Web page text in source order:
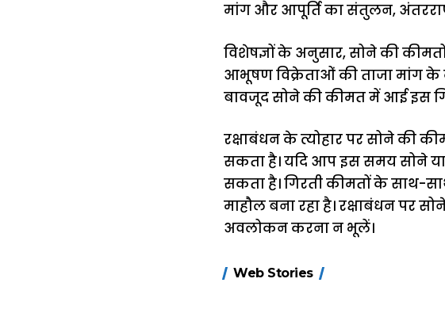
मांग और आपूर्ति का संतुलन,
विशेषज्ञों के अनुसार, सोने की
आभूषण विक्रेताओं की ताजा मांग के
बावजूद सोने की कीमत में आई इस
रक्षाबंधन के त्योहार पर सोने की
सकता है। यदि आप इस समय सोने या
सकता है। गिरती कीमतों के साथ-
माहौल बना रहा है। रक्षाबंधन पर
अवलोकन करना न भूलें।
Web Stories
होंगे FASTag के